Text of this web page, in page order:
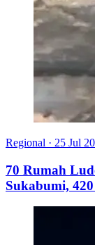
Regional · 25 Jul
70 Rumah
Sukabumi,